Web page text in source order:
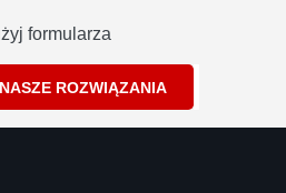
formularza
ROZWIĄZANIA